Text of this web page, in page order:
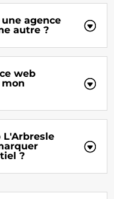
agence
autre ?
web
L'Arbresle
?